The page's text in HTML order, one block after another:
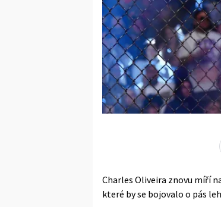
Charles Oliveira znovu míří
které by se bojovalo o pás